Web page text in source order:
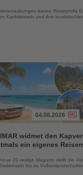
bieten Reiseprofis
Karibikinseln und ihre
04.08.2026
widmet den
ein eigenes
20-seitige Magazin stellt die
bis zu